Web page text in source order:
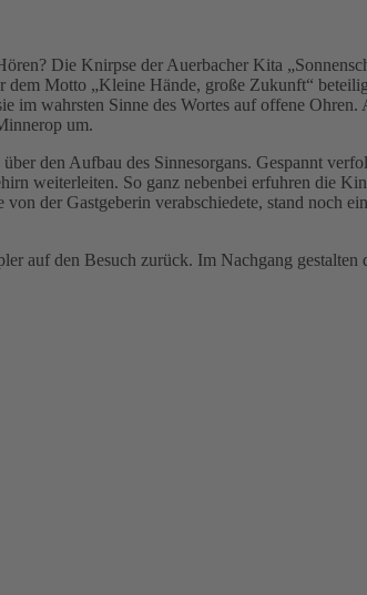
Die Knirpse der Auerbacher Kita
Motto „Kleine Hände, große Zukunft“
wahrsten Sinne des Wortes auf offene
um.
den Aufbau des Sinnesorgans. Gespannt
weiterleiten. So ganz nebenbei erfuhren die
der Gastgeberin verabschiedete, stand noch
auf den Besuch zurück. Im Nachgang